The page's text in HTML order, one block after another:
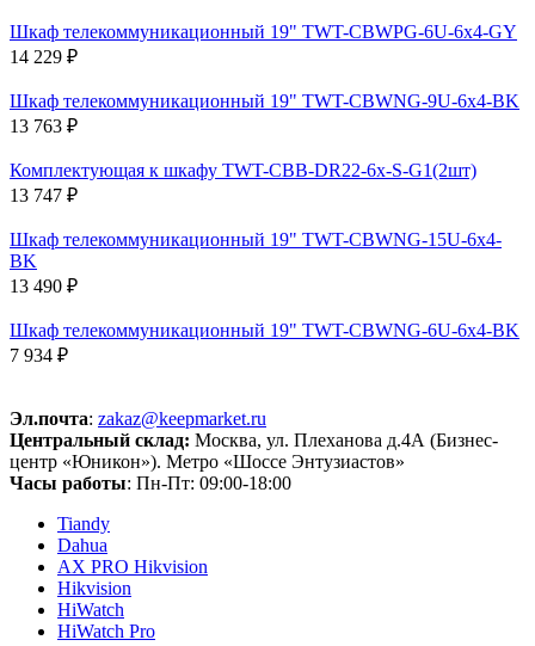
Шкаф телекоммуникационный 19" TWT-CBWPG-6U-6x4-GY
14 229 ₽
Шкаф телекоммуникационный 19" TWT-CBWNG-9U-6x4-BK
13 763 ₽
Комплектующая к шкафу TWT-CBB-DR22-6x-S-G1(2шт)
13 747 ₽
Шкаф телекоммуникационный 19" TWT-CBWNG-15U-6x4-
BK
13 490 ₽
Шкаф телекоммуникационный 19" TWT-CBWNG-6U-6x4-BK
7 934 ₽
Эл.почта: zakaz@keepmarket.ru
Центральный склад: Москва, ул. Плеханова д.4А (Бизнес-
центр «Юникон»). Метро «Шоссе Энтузиастов»
Часы работы: Пн-Пт: 09:00-18:00
Tiandy
Dahua
AX PRO Hikvision
Hikvision
HiWatch
HiWatch Pro